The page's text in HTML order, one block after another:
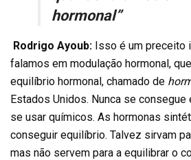
hormonal”
Rodrigo Ayoub: Isso é um preceito
falamos em modulação hormonal,
equilíbrio hormonal, chamado de
Estados Unidos. Nunca se
se usar químicos. As hormonas
conseguir equilíbrio. Talvez sirvam
mas não servem para a equilibrar o